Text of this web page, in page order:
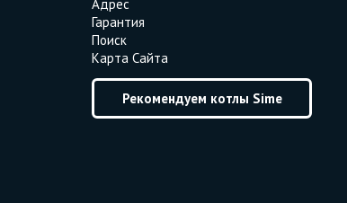
Адрес
Гарантия
Поиск
Карта Сайта
Рекомендуем котлы Sime